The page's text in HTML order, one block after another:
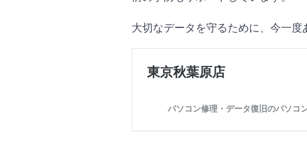
大切なデータを守るために、今一